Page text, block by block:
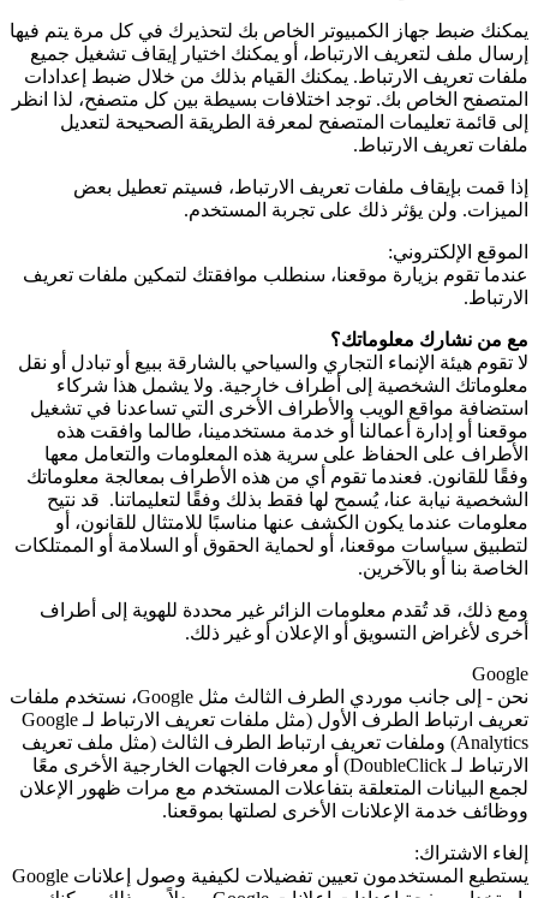
يمكنك ضبط جهاز الكمبيوتر الخاص بك لتحذيرك في كل مرة يتم فيها
إرسال ملف لتعريف الارتباط، أو يمكنك اختيار إيقاف تشغيل جميع
ملفات تعريف الارتباط. يمكنك القيام بذلك من خلال ضبط إعدادات
المتصفح الخاص بك. توجد اختلافات بسيطة بين كل متصفح، لذا انظر
إلى قائمة تعليمات المتصفح لمعرفة الطريقة الصحيحة لتعديل
ملفات تعريف الارتباط.
إذا قمت بإيقاف ملفات تعريف الارتباط، فسيتم تعطيل بعض
الميزات. ولن يؤثر ذلك على تجربة المستخدم.
الموقع الإلكتروني:
عندما تقوم بزيارة موقعنا، سنطلب موافقتك لتمكين ملفات تعريف
الارتباط.
مع من نشارك معلوماتك؟
لا تقوم هيئة الإنماء التجاري والسياحي بالشارقة ببيع أو تبادل أو نقل
معلوماتك الشخصية إلى أطراف خارجية. ولا يشمل هذا شركاء
استضافة مواقع الويب والأطراف الأخرى التي تساعدنا في تشغيل
موقعنا أو إدارة أعمالنا أو خدمة مستخدمينا، طالما وافقت هذه
الأطراف على الحفاظ على سرية هذه المعلومات والتعامل معها
وفقًا للقانون. فعندما تقوم أي من هذه الأطراف بمعالجة معلوماتك
الشخصية نيابة عنا، يُسمح لها فقط بذلك وفقًا لتعليماتنا. قد نتيح
معلومات عندما يكون الكشف عنها مناسبًا للامتثال للقانون، أو
لتطبيق سياسات موقعنا، أو لحماية الحقوق أو السلامة أو الممتلكات
الخاصة بنا أو بالآخرين.
ومع ذلك، قد تُقدم معلومات الزائر غير محددة للهوية إلى أطراف
أخرى لأغراض التسويق أو الإعلان أو غير ذلك.
Google
نحن - إلى جانب موردي الطرف الثالث مثل Google، نستخدم ملفات
تعريف ارتباط الطرف الأول (مثل ملفات تعريف الارتباط لـ Google
Analytics) وملفات تعريف ارتباط الطرف الثالث (مثل ملف تعريف
الارتباط لـ DoubleClick) أو معرفات الجهات الخارجية الأخرى معًا
لجمع البيانات المتعلقة بتفاعلات المستخدم مع مرات ظهور الإعلان
ووظائف خدمة الإعلانات الأخرى لصلتها بموقعنا.
إلغاء الاشتراك:
يستطيع المستخدمون تعيين تفضيلات لكيفية وصول إعلانات Google